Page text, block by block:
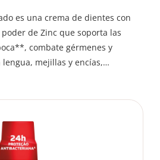
es una crema de dientes con
de Zinc que soporta las
combate gérmenes y
mejillas y encías,
y sanos por más tiempo
contra bacterias y mal aliento
hasta 12 horas de protección
aliento con uso continuo durante